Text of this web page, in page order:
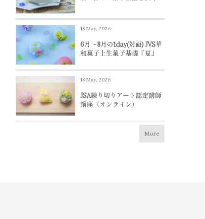
18 May, 2026
6月～8月の1day(対面) JVS華
和菓子上生菓子基礎『夏』
18 May, 2026
JSA練り切りアート認定講師
講座（オンライン）
More